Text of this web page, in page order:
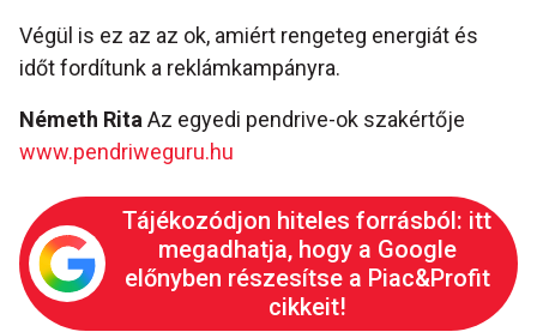
Végül is ez az az ok, amiért rengeteg energiát és
időt fordítunk a reklámkampányra.
Németh Rita Az egyedi pendrive-ok szakértője
www.pendriweguru.hu
Tájékozódjon hiteles forrásból: itt
megadhatja, hogy a Google
előnyben részesítse a Piac&Profit
cikkeit!